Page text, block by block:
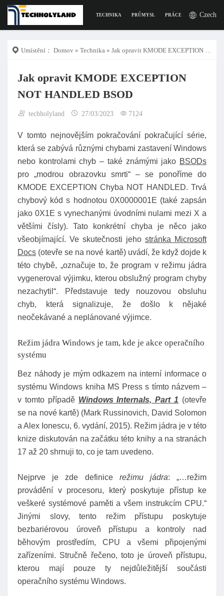
TECHNIKA PRŮMYSL PRÁCE DIGITÁLNÍ
Czech
Umístění： Domov » Technika » Jak opravit KMODE EXCEPTION NOT HANDLED BSOD
Jak opravit KMODE EXCEPTION
NOT HANDLED BSOD
techholyland 27/03/2023 7124
V tomto nejnovějším pokračování pokračující série,
která se zabývá různými chybami zastavení Windows
nebo kontrolami chyb – také známými jako BSODs
pro „modrou obrazovku smrti“ – se ponoříme do
KMODE EXCEPTION Chyba NOT HANDLED. Trvá
chybový kód s hodnotou 0X0000001E (také zapsán
jako 0X1E s vynechanými úvodními nulami mezi X a
většími čísly). Tato konkrétní chyba je něco jako
všeobjímající. Ve skutečnosti jeho stránka Microsoft
Docs (otevře se na nové kartě) uvádí, že když dojde k
této chybě, „označuje to, že program v režimu jádra
vygeneroval výjimku, kterou obslužný program chyby
nezachytil“. Představuje tedy nouzovou obsluhu
chyb, která signalizuje, že došlo k nějaké
neočekávané a neplánované výjimce.
Režim jádra Windows je tam, kde je akce operačního
systému
Bez náhody je mým odkazem na interní informace o
systému Windows kniha MS Press s tímto názvem –
v tomto případě Windows Internals, Part 1 (otevře
se na nové kartě) (Mark Russinovich, David Solomon
a Alex Ionescu, 6. vydání, 2015). Režim jádra je v této
knize diskutován na začátku této knihy a na stranách
17 až 20 shrnuji to, co je tam uvedeno.
Nejprve je zde definice režimu jádra: „…režim
provádění v procesoru, který poskytuje přístup ke
veškeré systémové paměti a všem instrukcím CPU.“
Jinými slovy, tento režim přístupu poskytuje
bezbariérovou úroveň přístupu a kontroly nad
běhovým prostředím, CPU a všemi připojenými
zařízeními. Stručně řečeno, toto je úroveň přístupu,
kterou mají pouze ty nejdůležitější součásti
operačního systému Windows.